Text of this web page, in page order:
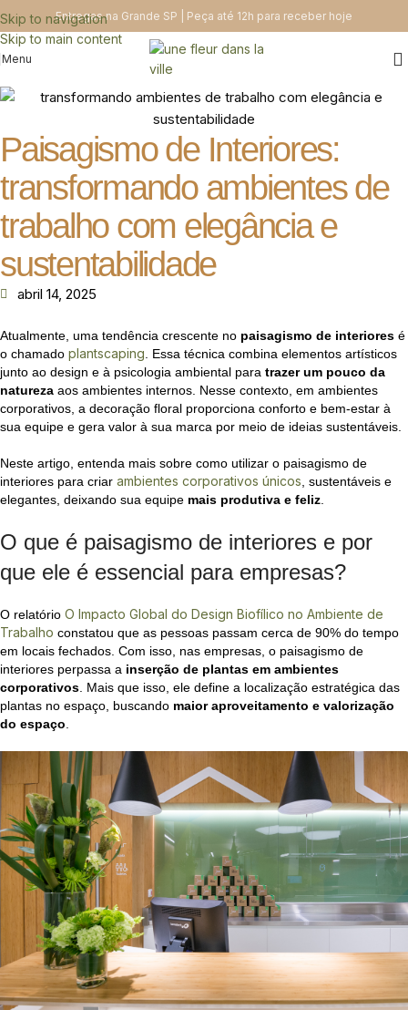
Skip to navigation
Skip to main content
Entregas na Grande SP | Peça até 12h para receber hoje
Menu
Paisagismo de Interiores:
transformando ambientes de
trabalho com elegância e
sustentabilidade
abril 14, 2025
Atualmente, uma tendência crescente no paisagismo de interiores é
o chamado plantscaping . Essa técnica combina elementos artísticos
junto ao design e à psicologia ambiental para trazer um pouco da
natureza aos ambientes internos. Nesse contexto, em ambientes
corporativos, a decoração floral proporciona conforto e bem-estar à
sua equipe e gera valor à sua marca por meio de ideias sustentáveis.
Neste artigo, entenda mais sobre como utilizar o paisagismo de
interiores para criar ambientes corporativos únicos , sustentáveis e
elegantes, deixando sua equipe mais produtiva e feliz
O que é paisagismo de interiores e por
que ele é essencial para empresas?
O relatório O Impacto Global do Design Biofílico no Ambiente de
Trabalho constatou que as pessoas passam cerca de 90% do tempo
em locais fechados. Com isso, nas empresas, o paisagismo de
interiores perpassa a inserção de plantas em ambientes
corporativos . Mais que isso, ele define a localização estratégica das
plantas no espaço, buscando maior aproveitamento e valorização
do espaço